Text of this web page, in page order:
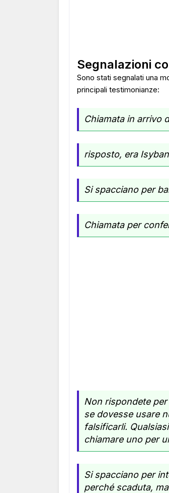
Segnalazioni
Sono stati segnalati una
principali testimonianze:
Chiamata in arrivo
risposto, era
Si spacciano per
Chiamata per
Non rispondete
se dovesse usare
falsificarli.
chiamare uno per
Si spacciano per
perché scaduta,